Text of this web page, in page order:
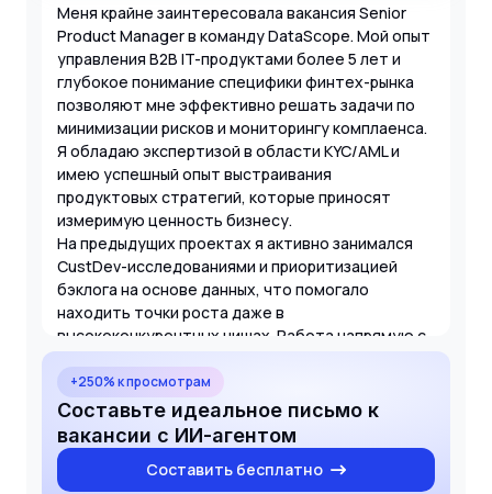
Меня крайне заинтересовала вакансия Senior
Product Manager в команду DataScope. Мой опыт
управления B2B IT-продуктами более 5 лет и
глубокое понимание специфики финтех-рынка
позволяют мне эффективно решать задачи по
минимизации рисков и мониторингу комплаенса.
Я обладаю экспертизой в области KYC/AML и
имею успешный опыт выстраивания
продуктовых стратегий, которые приносят
измеримую ценность бизнесу.
На предыдущих проектах я активно занимался
CustDev-исследованиями и приоритизацией
бэклога на основе данных, что помогало
находить точки роста даже в
высококонкурентных нишах. Работа напрямую с
CEO и возможность отвечать за развитие
продукта целиком — это именно тот вызов,
который я ищу. Уверен, что мои навыки в анализе
конкурентов и управлении стейкхолдерами
помогут DataScope укрепить позиции на рынке.
+250% к просмотрам
Составьте идеальное письмо к
вакансии с ИИ-агентом
Составить бесплатно